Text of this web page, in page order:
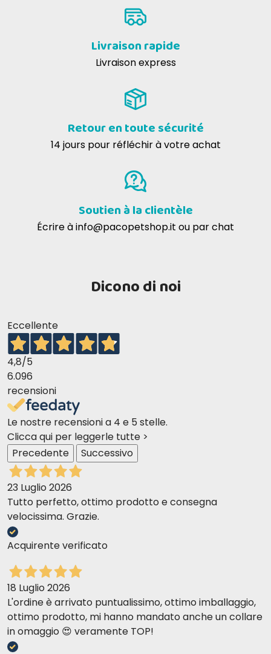
Livraison rapide
Livraison express
Retour en toute sécurité
14 jours pour réfléchir à votre achat
Soutien à la clientèle
Écrire àinfo@pacopetshop.it ou par chat
Dicono di noi
Eccellente
4,8/5
6.096
recensioni
Le nostre recensioni a 4 e 5 stelle.
Clicca qui per leggerle tutte >
Precedente
Successivo
23 Luglio 2026
Tutto perfetto, ottimo prodotto e consegna
velocissima. Grazie.
Acquirente verificato
18 Luglio 2026
L'ordine è arrivato puntualissimo, ottimo imballaggio,
ottimo prodotto, mi hanno mandato anche un collare
in omaggio 😍 veramente TOP!